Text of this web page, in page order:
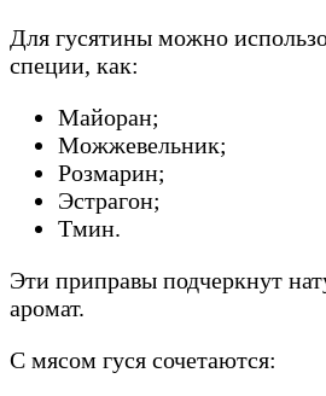
Для гусятины можно
специи, как:
Майоран;
Можжевельник;
Розмарин;
Эстрагон;
Тмин.
Эти приправы подчеркнут
аромат.
С мясом гуся сочетаются: